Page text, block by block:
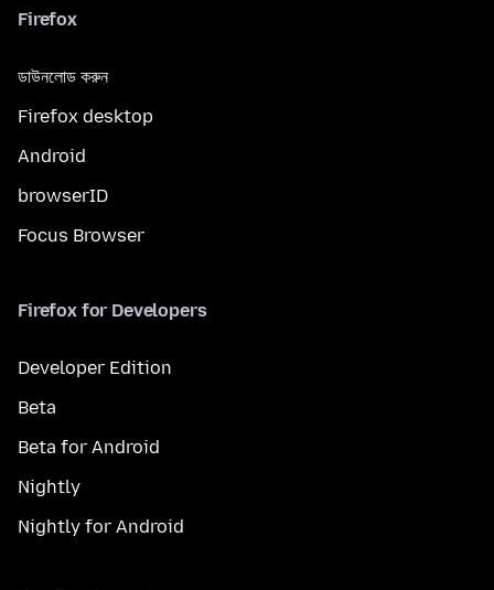
Firefox
ডাউনলোড করুন
Firefox desktop
Android
browserID
Focus Browser
Firefox for Developers
Developer Edition
Beta
Beta for Android
Nightly
Nightly for Android